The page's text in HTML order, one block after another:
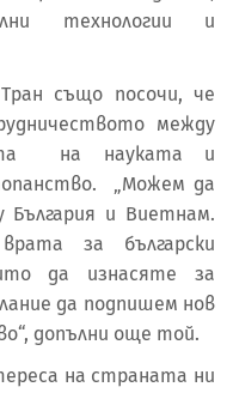
технологии и
също посочи, че
между
на науката и
„Можем да
и Виетнам.
за български
да изнасяте за
да подпишем нов
допълни още той.
на страната ни